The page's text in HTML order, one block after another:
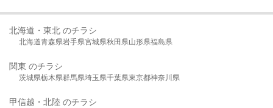
北海道・東北 のチラシ
北海道青森県岩手県宮城県秋田県山形県福島県
関東 のチラシ
茨城県栃木県群馬県埼玉県千葉県東京都神奈川県
甲信越・北陸 のチラシ